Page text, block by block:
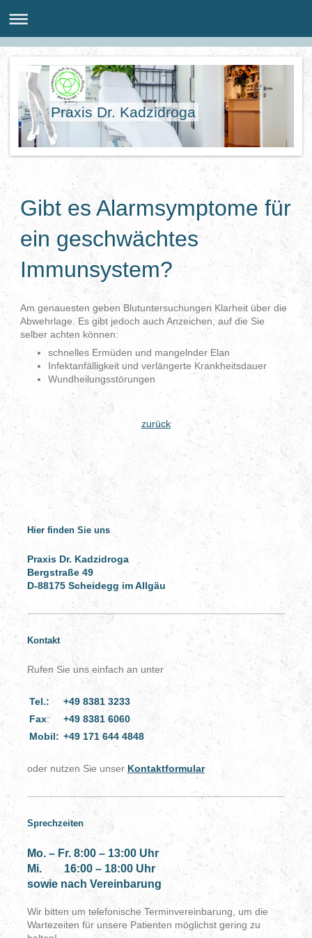
Praxis Dr. Kadzidroga
Gibt es Alarmsymptome für
ein geschwächtes
Immunsystem?
Am genauesten geben Blutuntersuchungen Klarheit über die
Abwehrlage. Es gibt jedoch auch Anzeichen, auf die Sie
selber achten können:
schnelles Ermüden und mangelnder Elan
Infektanfälligkeit und verlängerte Krankheitsdauer
Wundheilungsstörungen
zurück
Hier finden Sie uns
Praxis Dr. Kadzidroga
Bergstraße 49
D-88175 Scheidegg im Allgäu
Kontakt
Rufen Sie uns einfach an unter
Tel.:
+49 8381 3233
Fax:
+49 8381 6060
Mobil: +49 171 644 4848
oder nutzen Sie unser Kontaktformular
Sprechzeiten
Mo. – Fr. 8:00 – 13:00 Uhr
Mi. 16:00 – 18:00 Uhr
sowie nach Vereinbarung
Wir bitten um telefonische Terminvereinbarung, um die
Wartezeiten für unsere Patienten möglichst gering zu